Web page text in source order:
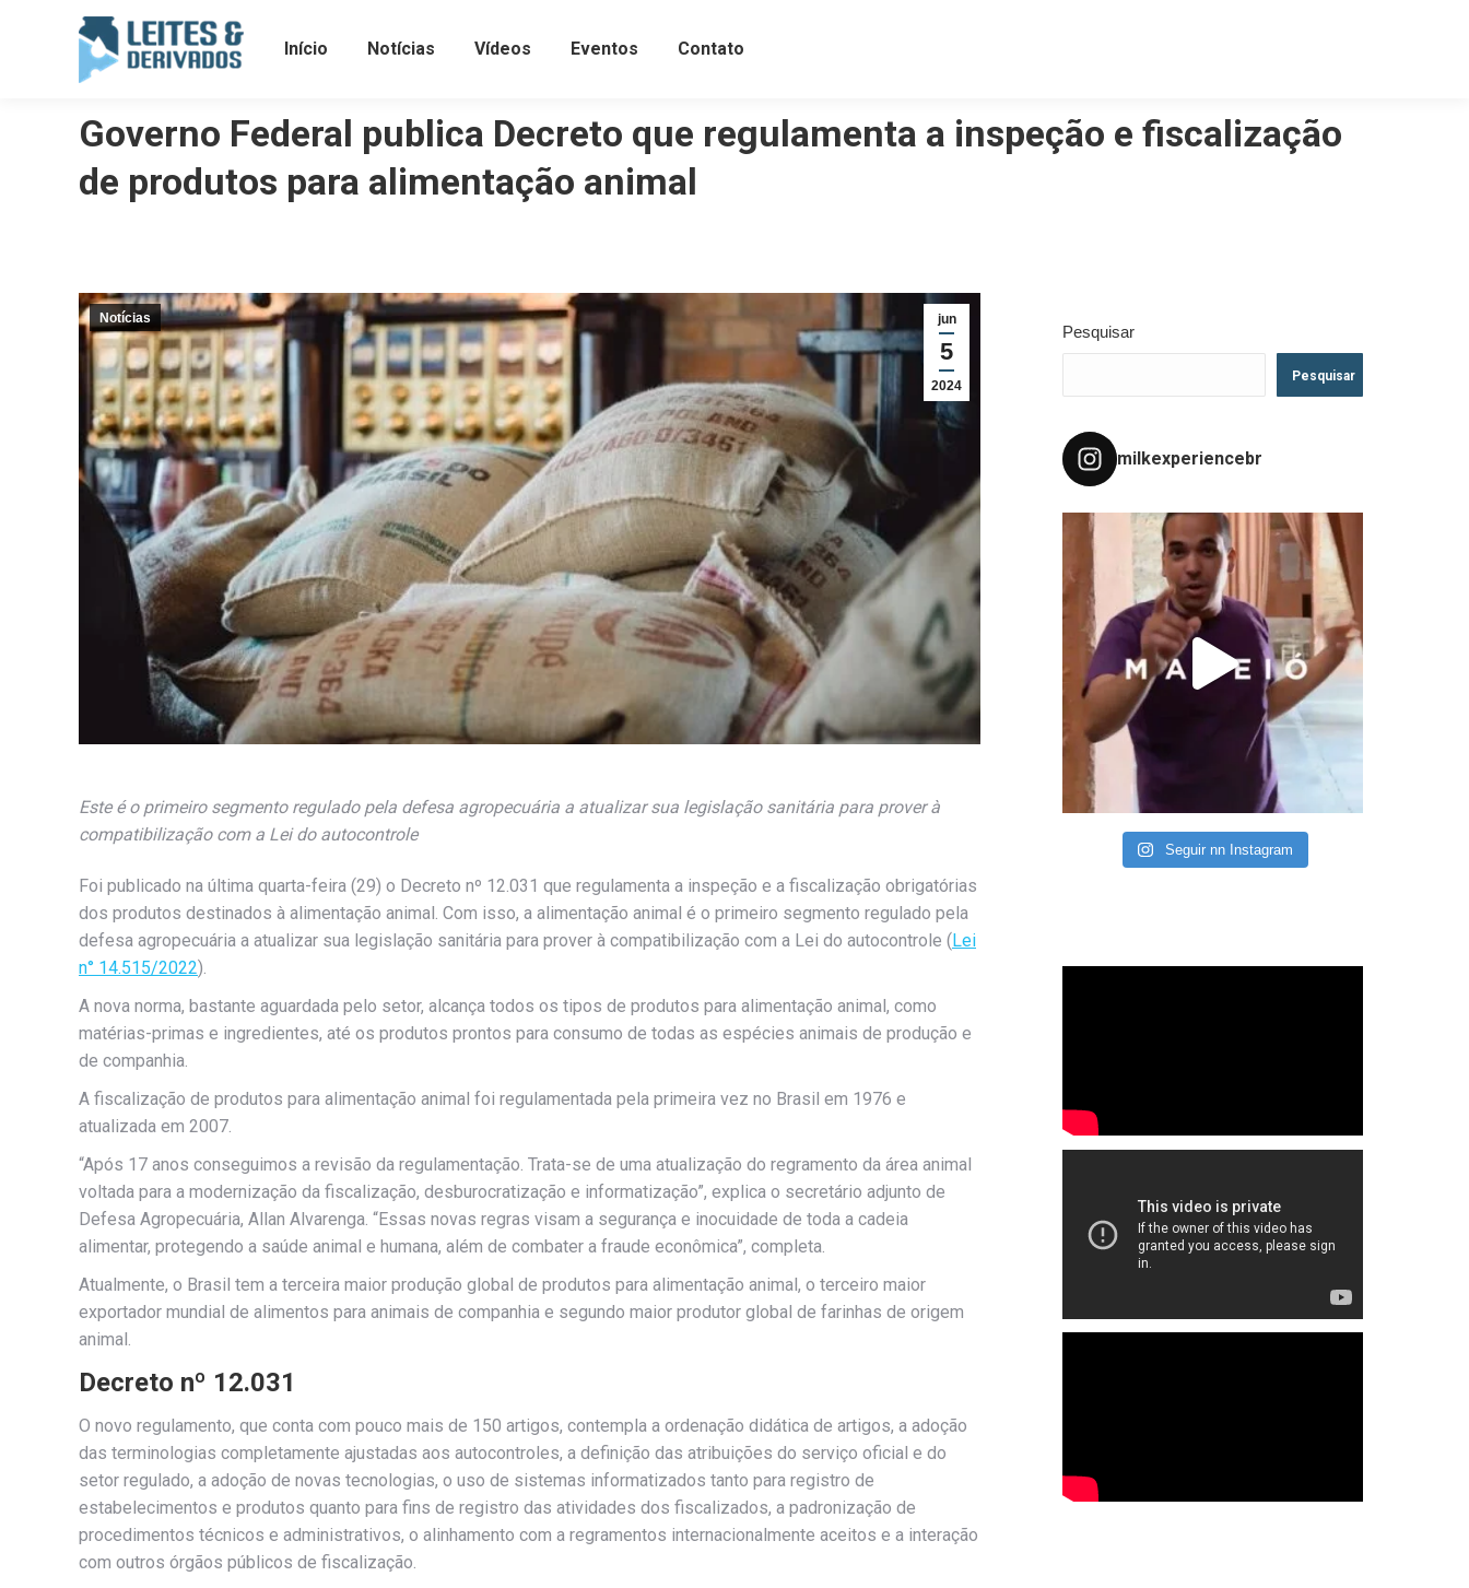
Início Notícias Vídeos Eventos Contato
Governo Federal publica Decreto que regulamenta a inspeção e fiscalização
de produtos para alimentação animal
jun
5
2024
Notícias
Este é o primeiro segmento regulado pela defesa agropecuária a atualizar sua legislação sanitária para prover à
compatibilização com a Lei do autocontrole
Foi publicado na última quarta-feira (29) o Decreto nº 12.031 que regulamenta a inspeção e a fiscalização obrigatórias
dos produtos destinados à alimentação animal. Com isso, a alimentação animal é o primeiro segmento regulado pela
defesa agropecuária a atualizar sua legislação sanitária para prover à compatibilização com a Lei do autocontrole (Lei
n° 14.515/2022).
A nova norma, bastante aguardada pelo setor, alcança todos os tipos de produtos para alimentação animal, como
matérias-primas e ingredientes, até os produtos prontos para consumo de todas as espécies animais de produção e
de companhia.
A fiscalização de produtos para alimentação animal foi regulamentada pela primeira vez no Brasil em 1976 e
atualizada em 2007.
“Após 17 anos conseguimos a revisão da regulamentação. Trata-se de uma atualização do regramento da área animal
voltada para a modernização da fiscalização, desburocratização e informatização”, explica o secretário adjunto de
Defesa Agropecuária, Allan Alvarenga. “Essas novas regras visam a segurança e inocuidade de toda a cadeia
alimentar, protegendo a saúde animal e humana, além de combater a fraude econômica”, completa.
Atualmente, o Brasil tem a terceira maior produção global de produtos para alimentação animal, o terceiro maior
exportador mundial de alimentos para animais de companhia e segundo maior produtor global de farinhas de origem
animal.
Decreto nº 12.031
O novo regulamento, que conta com pouco mais de 150 artigos, contempla a ordenação didática de artigos, a adoção
das terminologias completamente ajustadas aos autocontroles, a definição das atribuições do serviço oficial e do
setor regulado, a adoção de novas tecnologias, o uso de sistemas informatizados tanto para registro de
estabelecimentos e produtos quanto para fins de registro das atividades dos fiscalizados, a padronização de
procedimentos técnicos e administrativos, o alinhamento com a regramentos internacionalmente aceitos e a interação
com outros órgãos públicos de fiscalização.
Pesquisar
Pesquisar
milkexperiencebr
Seguir nn Instagram